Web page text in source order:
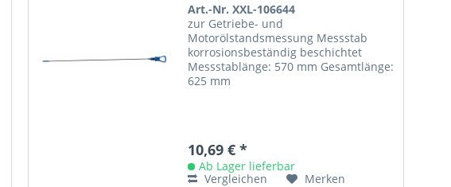
Art.-Nr. XXL-106644
zur Getriebe- und
Motorölstandsmessung Messstab
korrosionsbeständig beschichtet
Messstablänge: 570 mm Gesamtlänge:
625 mm
10,69 € *
Ab Lager lieferbar
Vergleichen
Merken